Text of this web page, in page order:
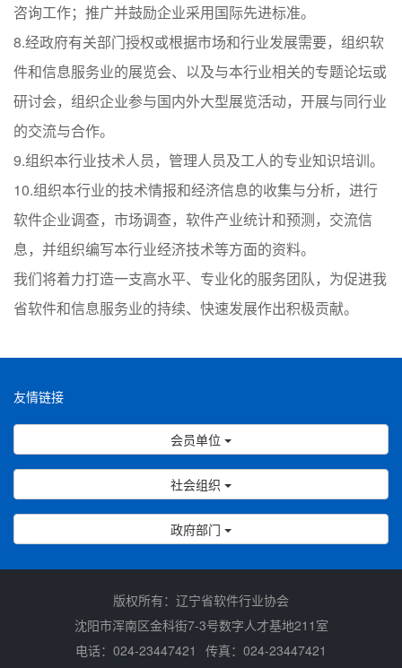
咨询工作；推广并鼓励企业采用国际先进标准。
8.经政府有关部门授权或根据市场和行业发展需要，组织软
件和信息服务业的展览会、以及与本行业相关的专题论坛或
研讨会，组织企业参与国内外大型展览活动，开展与同行业
的交流与合作。
9.组织本行业技术人员，管理人员及工人的专业知识培训。
10.组织本行业的技术情报和经济信息的收集与分析，进行
软件企业调查，市场调查，软件产业统计和预测，交流信
息，并组织编写本行业经济技术等方面的资料。
我们将着力打造一支高水平、专业化的服务团队，为促进我
省软件和信息服务业的持续、快速发展作出积极贡献。
友情链接
会员单位
社会组织
政府部门
版权所有：辽宁省软件行业协会
沈阳市浑南区金科街7-3号数字人才基地211室
电话：024-23447421
传真：024-23447421